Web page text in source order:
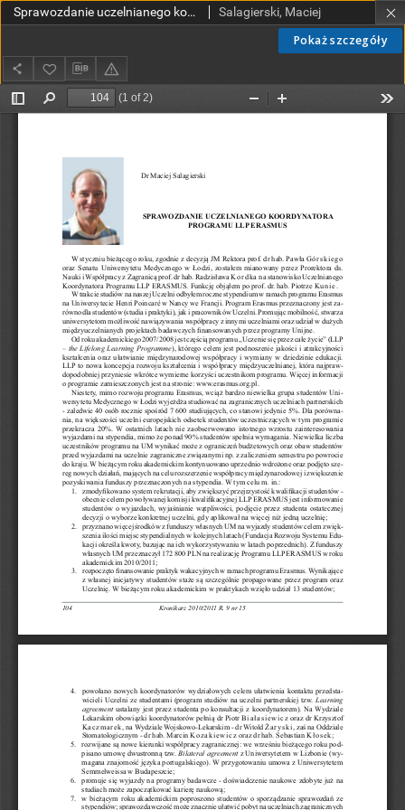
Pokaż szczegóły
Sprawozdanie uczelnianego koordynatora programu LLP ERASMUS Salagierski, Maciej